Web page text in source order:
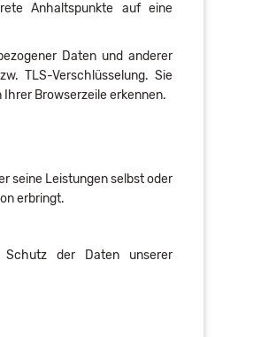
Anhaltspunkte auf eine
Daten und anderer
TLS-Verschlüsselung. Sie
Browserzeile erkennen.
seine Leistungen selbst oder
erbringt.
Schutz der Daten unserer